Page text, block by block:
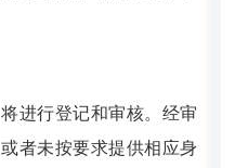
进行登记和审核。经审
者未按要求提供相应身